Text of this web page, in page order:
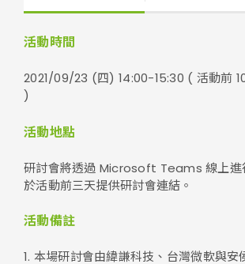
活動時間
2021/09/23 (四) 14:00-15:30 ( 活動前
)
活動地點
研討會將透過 Microsoft Teams 線上進
於活動前三天提供研討會連結。
活動備註
1. 本場研討會由緯謙科技、台灣微軟與安